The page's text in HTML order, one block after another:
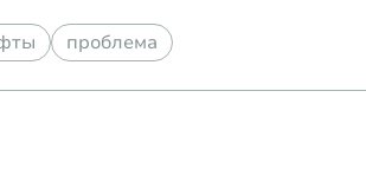
проблема